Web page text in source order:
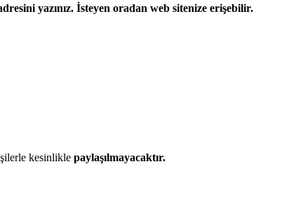
yazınız. İsteyen oradan web sitenize erişebilir.
kesinlikle paylaşılmayacaktır.